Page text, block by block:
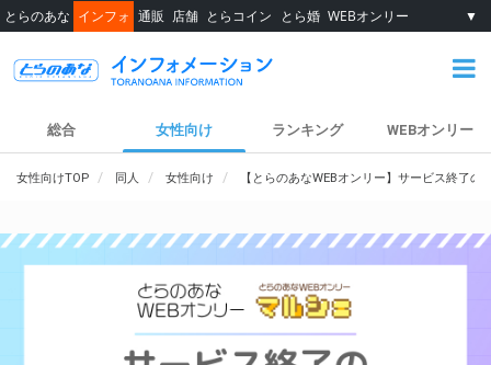
とらのあな インフォ 通販 店舗 とらコイン とら婚 WEBオンリー ▼
総合 女性向け ランキング WEBオンリー
女性向けTOP 同人 女性向け 【とらのあなWEBオンリー】サービス終了の